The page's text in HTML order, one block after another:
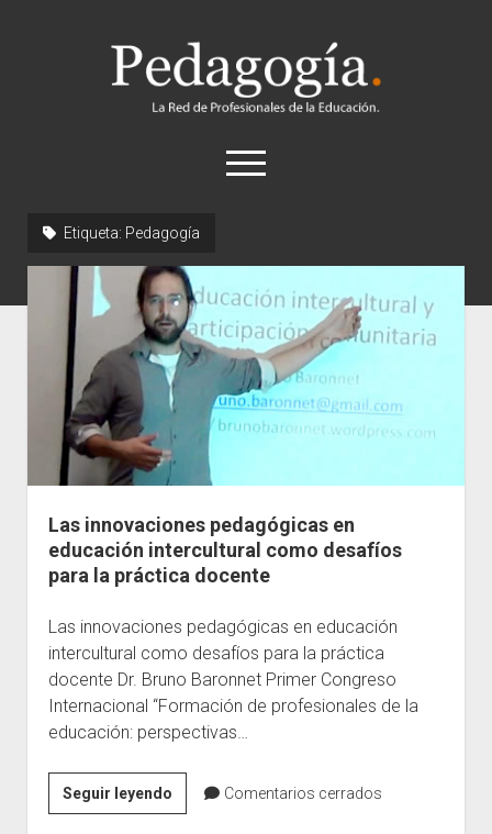
Pedagogía
abrir
el
Entrevistas
Destacados
Biografías
General
Escuelas
Contacto
Etiqueta: Pedagogía
Las innovaciones pedagógicas en
educación intercultural como desafíos
para la práctica docente
Las innovaciones pedagógicas en educación
intercultural como desafíos para la práctica
docente Dr. Bruno Baronnet Primer Congreso
Internacional “Formación de profesionales de la
educación: perspectivas…
Seguir leyendoLas
innovaciones
Comentarios cerrados